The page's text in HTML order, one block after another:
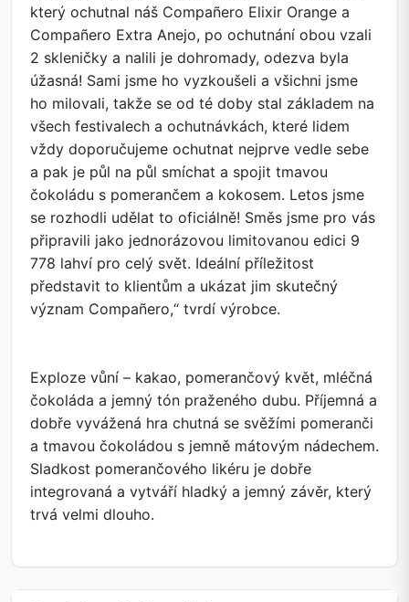
který ochutnal náš Compañero Elixir Orange a
Compañero Extra Anejo, po ochutnání obou vzali
2 skleničky a nalili je dohromady, odezva byla
úžasná! Sami jsme ho vyzkoušeli a všichni jsme
ho milovali, takže se od té doby stal základem na
všech festivalech a ochutnávkách, které lidem
vždy doporučujeme ochutnat nejprve vedle sebe
a pak je půl na půl smíchat a spojit tmavou
čokoládu s pomerančem a kokosem. Letos jsme
se rozhodli udělat to oficiálně! Směs jsme pro vás
připravili jako jednorázovou limitovanou edici 9
778 lahví pro celý svět. Ideální příležitost
představit to klientům a ukázat jim skutečný
význam Compañero,“ tvrdí výrobce.
Exploze vůní – kakao, pomerančový květ, mléčná
čokoláda a jemný tón praženého dubu. Příjemná a
dobře vyvážená hra chutná se svěžími pomeranči
a tmavou čokoládou s jemně mátovým nádechem.
Sladkost pomerančového likéru je dobře
integrovaná a vytváří hladký a jemný závěr, který
trvá velmi dlouho.